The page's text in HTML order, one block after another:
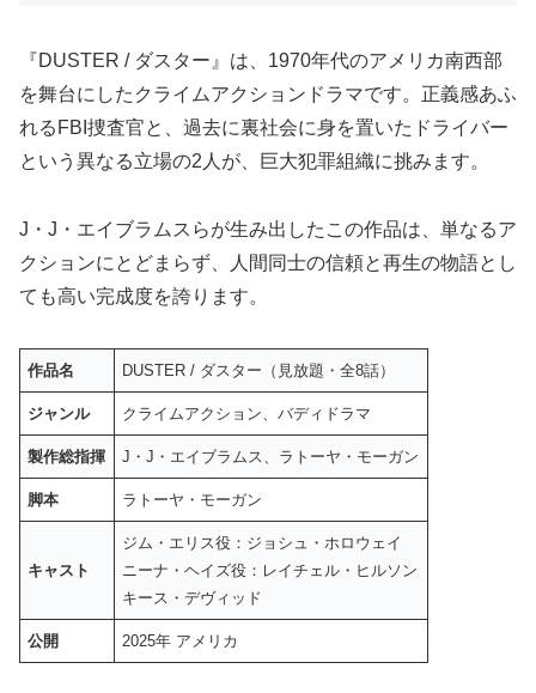
『DUSTER / ダスター』は、1970年代のアメリカ南西部
を舞台にしたクライムアクションドラマです。正義感あふ
れるFBI捜査官と、過去に裏社会に身を置いたドライバー
という異なる立場の2人が、巨大犯罪組織に挑みます。
J・J・エイブラムスらが生み出したこの作品は、単なるア
クションにとどまらず、人間同士の信頼と再生の物語とし
ても高い完成度を誇ります。
作品名 DUSTER / ダスター（見放題・全8話）
ジャンル クライムアクション、バディドラマ
製作総指揮 J・J・エイブラムス、ラトーヤ・モーガン
脚本 ラトーヤ・モーガン
キャスト
ジム・エリス役：ジョシュ・ホロウェイ
ニーナ・ヘイズ役：レイチェル・ヒルソン
キース・デヴィッド
公開 2025年 アメリカ